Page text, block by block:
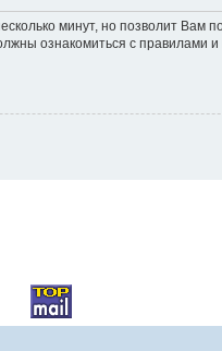
минут, но позволит
ознакомиться с